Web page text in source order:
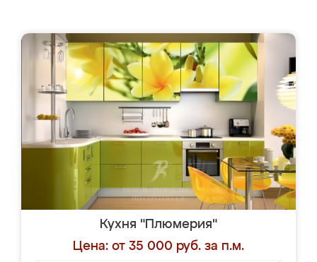
Кухня "Плюмерия"
Цена: от 35 000 руб. за п.м.